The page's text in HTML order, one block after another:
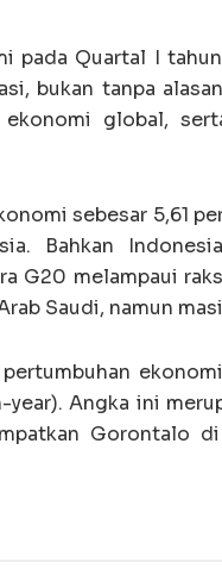
pada Quartal I
bukan tanpa
global,
sebesar 5,61
Bahkan
G20 melampaui
Saudi, namun
year). Angka ini
Gorontalo